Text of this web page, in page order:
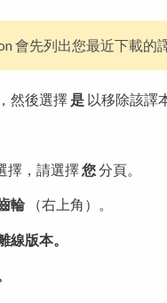
會先列出您最近下載的
然後選擇 是 以移除該譯
擇，請選擇 您分頁。
輪 （右上角）。
線版本。